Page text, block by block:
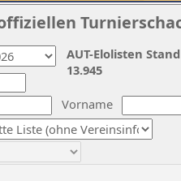
Vorname
AUT-Elolisten
13.945